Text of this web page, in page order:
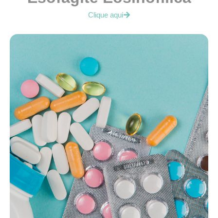
Clique aqui